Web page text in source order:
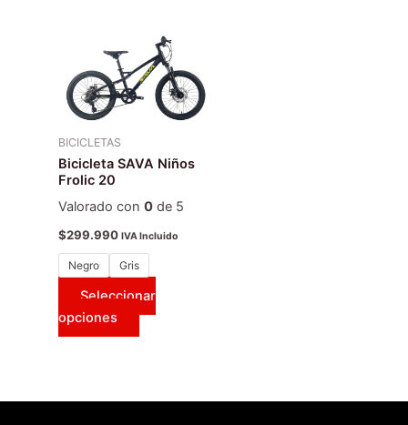
BICICLETAS
Bicicleta SAVA Niños
Frolic 20
Valorado con 0de 5
$299.990 IVA Incluido
Negro Gris
Seleccionar
opciones
producto
tiene
múltiples
variantes.
opciones
pueden
la
página
de
producto